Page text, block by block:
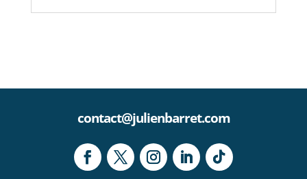
contact@julienbarret.com